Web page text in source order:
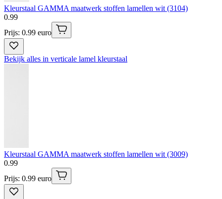
Kleurstaal GAMMA maatwerk stoffen lamellen wit (3104)
0.99
Prijs: 0.99 euro
Bekijk alles in verticale lamel kleurstaal
Kleurstaal GAMMA maatwerk stoffen lamellen wit (3009)
0.99
Prijs: 0.99 euro